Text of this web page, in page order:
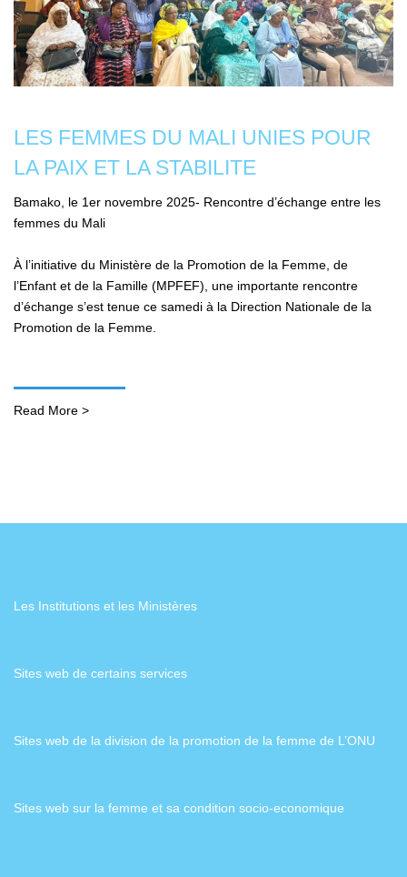
LES FEMMES DU MALI UNIES POUR
LA PAIX ET LA STABILITE
Bamako, le 1er novembre 2025- Rencontre d’échange entre les
femmes du Mali
À l’initiative du Ministère de la Promotion de la Femme, de
l’Enfant et de la Famille (MPFEF), une importante rencontre
d’échange s’est tenue ce samedi à la Direction Nationale de la
Promotion de la Femme.
Read More >
Les Institutions et les Ministères
Sites web de certains services
Sites web de la division de la promotion de la femme de L’ONU
Sites web sur la femme et sa condition socio-economique